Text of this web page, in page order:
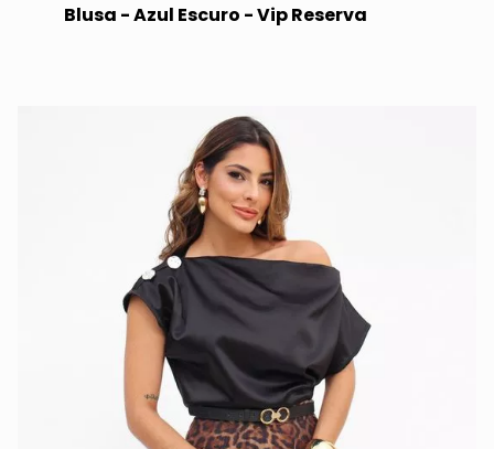
Blusa - Azul Escuro - Vip Reserva